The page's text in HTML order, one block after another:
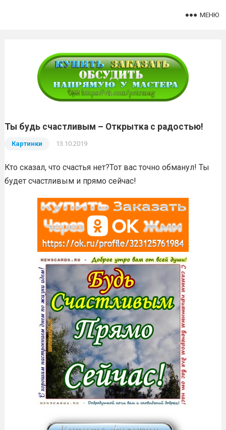
МЕНЮ
Ты будь счастливым – Открытка с радостью!
Картинки 13.10.2019
Кто сказал, что счастья нет?Тот вас точно обманул! Ты
будет счастливым и прямо сейчас!